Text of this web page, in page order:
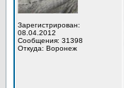
Зарегистрирован:
08.04.2012
Сообщения: 31398
Откуда: Воронеж